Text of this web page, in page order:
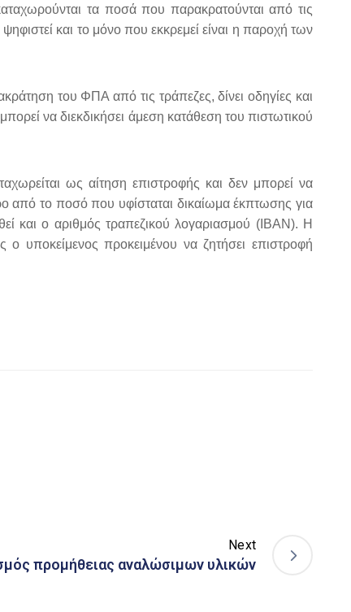
τα ποσά που παρακρατούνται από τις
και το μόνο που εκκρεμεί είναι η παροχή των
του ΦΠΑ από τις τράπεζες, δίνει οδηγίες και
να διεκδικήσει άμεση κατάθεση του πιστωτικού
ως αίτηση επιστροφής και δεν μπορεί να
από το ποσό που υφίσταται δικαίωμα έκπτωσης για
και ο αριθμός τραπεζικού λογαριασμού (ΙΒΑΝ). Η
υποκείμενος προκειμένου να ζητήσει επιστροφή
Next
προμήθειας αναλώσιμων υλικών